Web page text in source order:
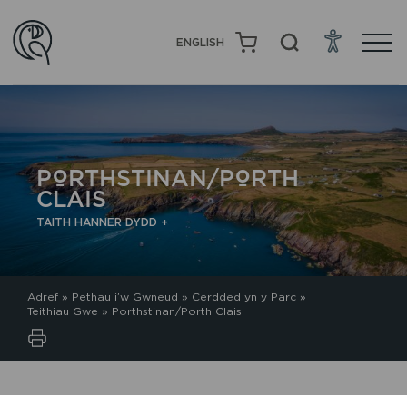
ENGLISH
PORTHSTINAN/PORTH
CLAIS
TAITH HANNER DYDD +
Adref » Pethau i’w Gwneud » Cerdded yn y Parc »
Teithiau Gwe » Porthstinan/Porth Clais